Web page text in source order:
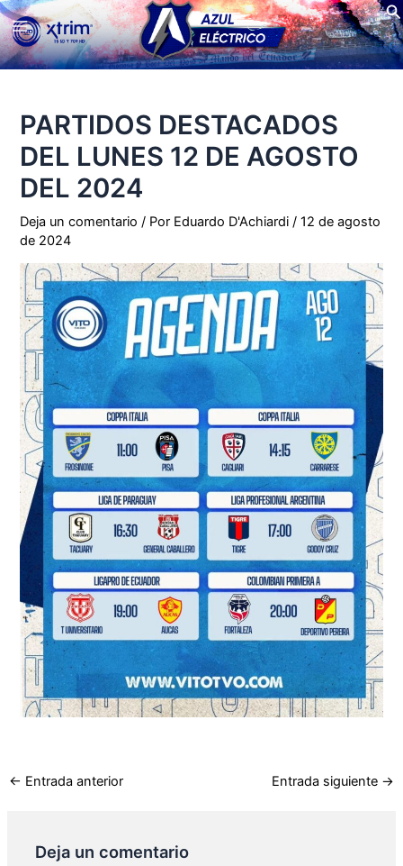
Ir
al
contenido
Main
Menu
PARTIDOS DESTACADOS
DEL LUNES 12 DE AGOSTO
DEL 2024
Deja un comentario / Por Eduardo D'Achiardi/12 de agosto
de 2024
← Entrada anterior Entrada siguiente →
Deja un comentario